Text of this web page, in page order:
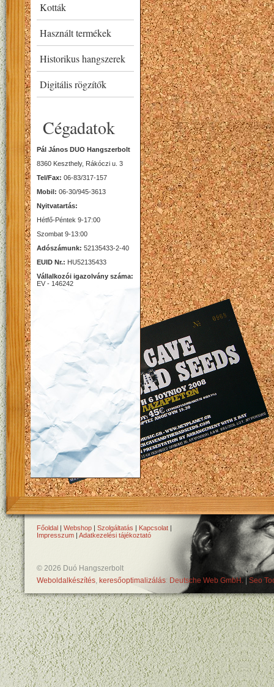
Kották
Használt termékek
Historikus hangszerek
Digitális rögzítők
Cégadatok
Pál János DUO Hangszerbolt
8360 Keszthely, Rákóczi u. 3
Tel/Fax: 06-83/317-157
Mobil: 06-30/945-3613
Nyitvatartás:
Hétfő-Péntek 9-17:00
Szombat 9-13:00
Adószámunk: 52135433-2-40
EUID Nr.: HU52135433
Vállalkozói igazolvány száma:
EV - 146242
Főoldal | Webshop | Szolgáltatás | Kapcsolat |
Impresszum | Adatkezelési tájékoztató
© 2026 Duó Hangszerbolt
Weboldalkészítés, keresőoptimalizálás: Deutsche Web GmbH. Seo